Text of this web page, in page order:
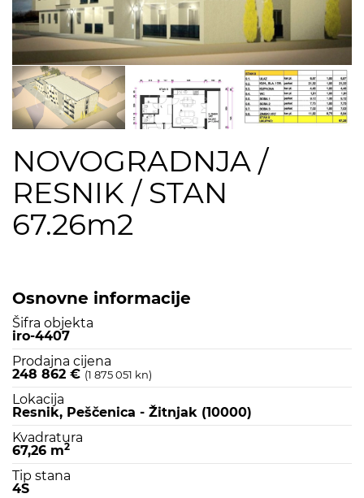
NOVOGRADNJA /
RESNIK / STAN
67.26m2
Osnovne informacije
Šifra objekta
iro-4407
Prodajna cijena
248 862 € (1 875 051 kn)
Lokacija
Resnik, Peščenica - Žitnjak (10000)
Kvadratura
67,26 m2
Tip stana
4S